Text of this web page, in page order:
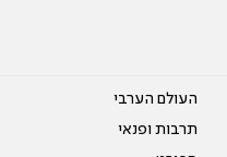
העולם הערבי
תרבות ופנאי